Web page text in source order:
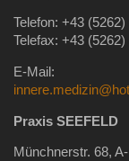
Telefon: +43 (5262)
Telefax: +43 (5262)
E-Mail:
Praxis SEEFELD
Münchnerstr. 68,